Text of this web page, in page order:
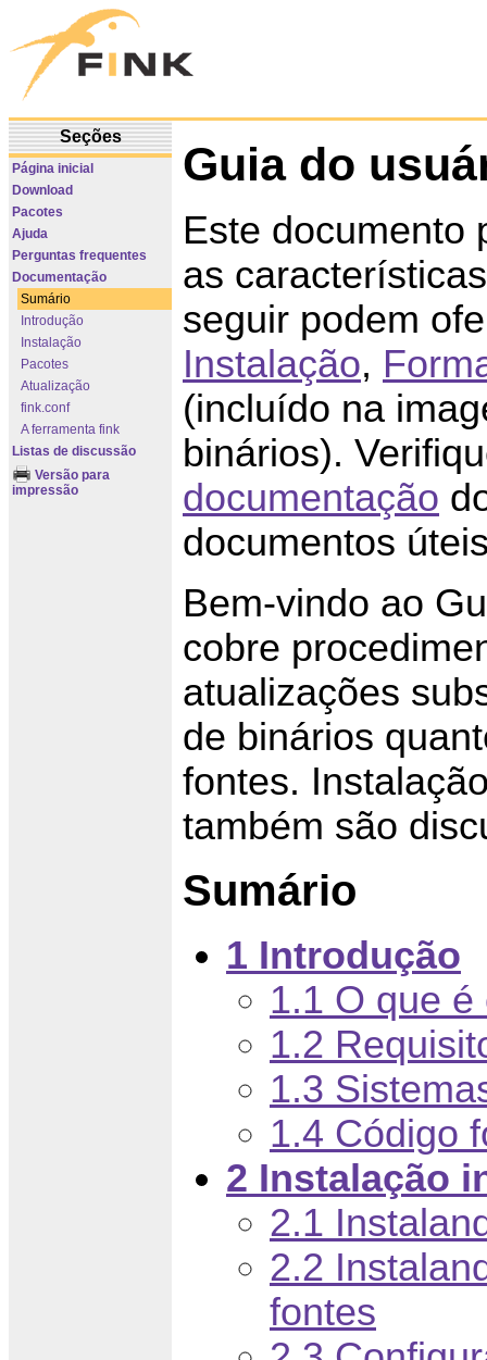
Seções
Página inicial
Download
Pacotes
Ajuda
Perguntas frequentes
Documentação
Sumário
Introdução
Instalação
Pacotes
Atualização
fink.conf
A ferramenta fink
Listas de discussão
Versão para
impressão
Guia do
Este documento
as
seguir podem
Instalação,
(incluído na
binários).
documentação
documentos
Bem-vindo ao
cobre
atualizações
de binários
fontes.
também são
Sumário
1 Introdução
1.1 O que é
1.2
1.3
1.4 Código
2 Instalação
2.1
2.2
fontes